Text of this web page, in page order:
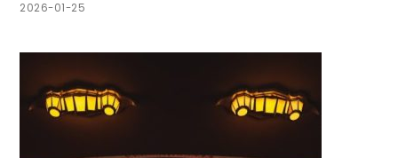
2026-01-25